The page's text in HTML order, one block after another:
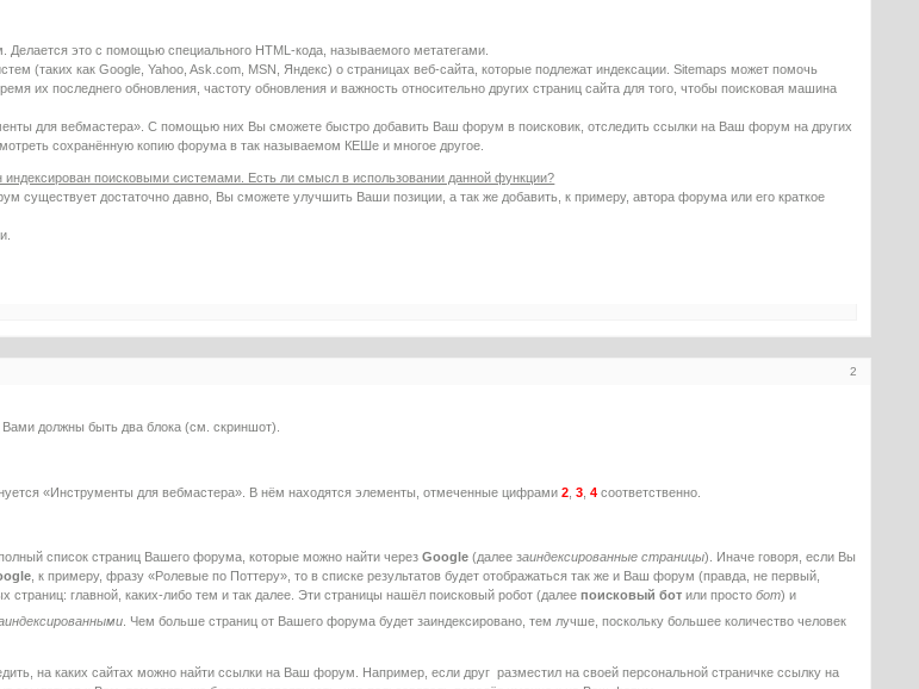
это с помощью специального HTML-кода, называемого метатегами.
(таких как Google, Yahoo, Ask.com, MSN, Яндекс) о страницах веб-сайта, которые подлежат индексации. Sitemaps может помочь
их последнего обновления, частоту обновления и важность относительно других страниц сайта для того, чтобы поисковая машина
для вебмастера». С помощью них Вы сможете быстро добавить Ваш форум в поисковик, отследить ссылки на Ваш форум на других
сохранённую копию форума в так называемом КЕШе и многое другое.
поисковыми системами. Есть ли смысл в использовании данной функции?
существует достаточно давно, Вы сможете улучшить Ваши позиции, а так же добавить, к примеру, автора форума или его краткое
2
должны быть два блока (см. скриншот).
«Инструменты для вебмастера». В нём находятся элементы, отмеченные цифрами2 ,3 ,4 соответственно.
список страниц Вашего форума, которые можно найти черезGoogle (далее заиндексированные страницы). Иначе говоря, если Вы
, к примеру, фразу «Ролевые по Поттеру», то в списке результатов будет отображаться так же и Ваш форум (правда, не первый,
страниц: главной, каких-либо тем и так далее. Эти страницы нашёл поисковый робот (далеепоисковый бот или простобот) и
. Чем больше страниц от Вашего форума будет заиндексировано, тем лучше, поскольку большее количество человек
на каких сайтах можно найти ссылки на Ваш форум. Например, если друг разместил на своей персональной страничке ссылку на